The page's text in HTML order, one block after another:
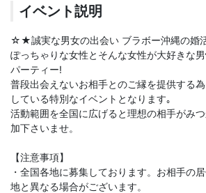
イベント説明
☆★誠実な男女の出会い ブラボー沖縄の
ぽっちゃりな女性とそんな女性が大好きな
パーティー!
普段出会えないお相手とのご縁を提供する
している特別なイベントとなります｡
活動範囲を全国に広げると理想の相手がみ
加下さいませ。
【注意事項】
・全国各地に募集しております。お相手の
地と異なる場合がございます。